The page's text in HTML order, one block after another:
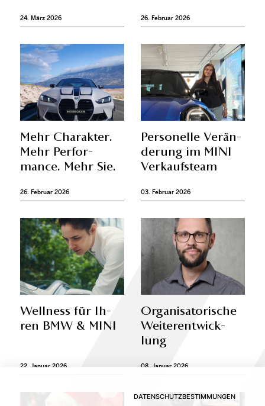
24. März 2026 26. Februar 2026
Mehr Cha­rak­ter.
Mehr Per­for­
mance. Mehr Sie.
26. Februar 2026
Per­so­nel­le Ver­än­
de­rung im MINI
Ver­kaufsteam
03. Februar 2026
Well­ness für Ih­
ren BMW & MINI
22. Januar 2026
Or­ga­ni­sa­to­ri­sche
Wei­ter­ent­wick­
lung
08. Januar 2026
DATENSCHUTZBESTIMMUNGEN